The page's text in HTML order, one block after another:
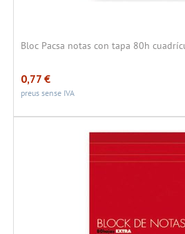
Bloc Pacsa notas con tapa 80h
0,77 €
preus sense IVA